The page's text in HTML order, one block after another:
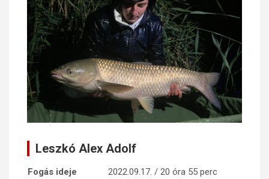
Leszkó Alex Adolf
Fogás ideje
2022.09.17. / 20 óra 55 perc